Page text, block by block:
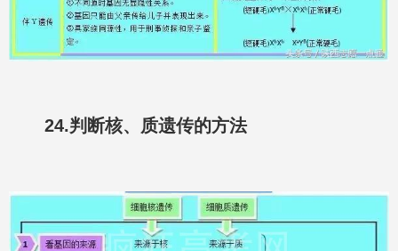
24.判断核、质遗传的方法